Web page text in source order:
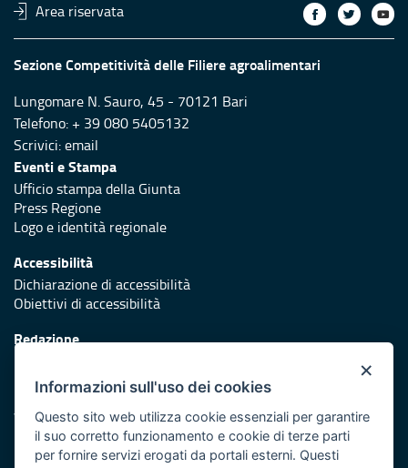
Area riservata
Sezione Competitività delle Filiere agroalimentari
Lungomare N. Sauro, 45 - 70121 Bari
Telefono: + 39 080 5405132
Scrivici:email
Eventi e Stampa
Ufficio stampa della Giunta
Press Regione
Logo e identità regionale
Accessibilità
Dichiarazione di accessibilità
Obiettivi di accessibilità
Redazione
Protezione civile
Vai al sito di Protezione Civile Puglia
Iniziativa finanziata con risorse del POR Puglia 2014/2020 -
×
Informazioni sull'uso dei cookies
Questo sito web utilizza cookie essenziali per garantire
il suo corretto funzionamento e cookie di terze parti
per fornire servizi erogati da portali esterni. Questi